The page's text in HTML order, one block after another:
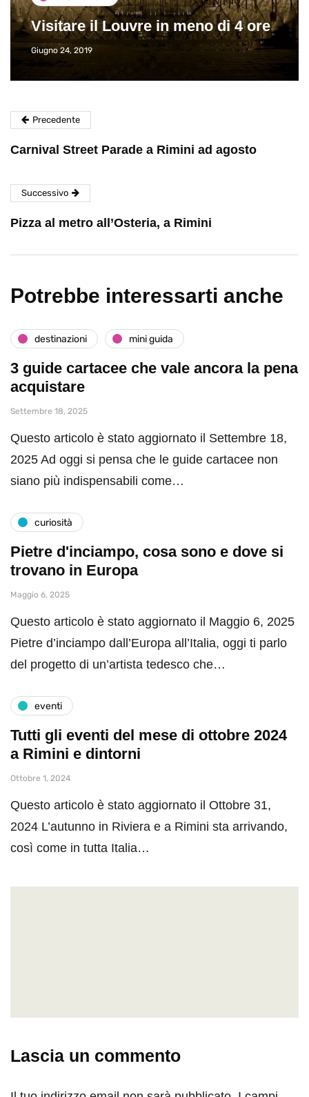
Visitare il Louvre in meno di 4 ore
Giugno 24, 2019
Precedente
Carnival Street Parade a Rimini ad agosto
Successivo
Pizza al metro all’Osteria, a Rimini
Potrebbe interessarti anche
destinazioni mini guida
3 guide cartacee che vale ancora la pena
acquistare
Settembre 18, 2025
Questo articolo è stato aggiornato il Settembre 18,
2025 Ad oggi si pensa che le guide cartacee non
siano più indispensabili come…
curiosità
Pietre d'inciampo, cosa sono e dove si
trovano in Europa
Maggio 6, 2025
Questo articolo è stato aggiornato il Maggio 6, 2025
Pietre d’inciampo dall’Europa all’Italia, oggi ti parlo
del progetto di un’artista tedesco che…
eventi
Tutti gli eventi del mese di ottobre 2024
a Rimini e dintorni
Ottobre 1, 2024
Questo articolo è stato aggiornato il Ottobre 31,
2024 L’autunno in Riviera e a Rimini sta arrivando,
così come in tutta Italia…
Lascia un commento